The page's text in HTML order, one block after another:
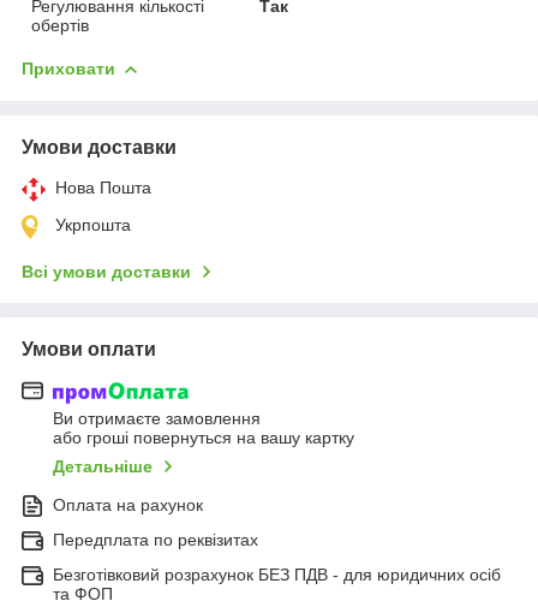
Регулювання кількості
обертів
Так
Приховати
Умови доставки
Нова Пошта
Укрпошта
Всі умови доставки
Умови оплати
Ви отримаєте замовлення
або гроші повернуться на вашу картку
Детальніше
Оплата на рахунок
Передплата по реквізитах
Безготівковий розрахунок БЕЗ ПДВ - для юридичних осіб
та ФОП